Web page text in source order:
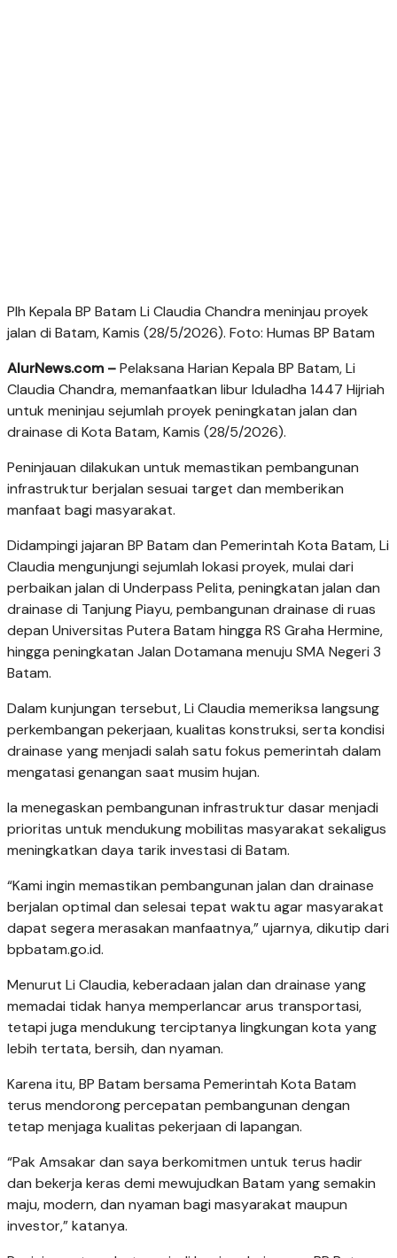
Plh Kepala BP Batam Li Claudia Chandra meninjau proyek
jalan di Batam, Kamis (28/5/2026). Foto: Humas BP Batam
AlurNews.com –Pelaksana Harian Kepala BP Batam, Li
Claudia Chandra, memanfaatkan libur Iduladha 1447 Hijriah
untuk meninjau sejumlah proyek peningkatan jalan dan
drainase di Kota Batam, Kamis (28/5/2026).
Peninjauan dilakukan untuk memastikan pembangunan
infrastruktur berjalan sesuai target dan memberikan
manfaat bagi masyarakat.
Didampingi jajaran BP Batam dan Pemerintah Kota Batam, Li
Claudia mengunjungi sejumlah lokasi proyek, mulai dari
perbaikan jalan di Underpass Pelita, peningkatan jalan dan
drainase di Tanjung Piayu, pembangunan drainase di ruas
depan Universitas Putera Batam hingga RS Graha Hermine,
hingga peningkatan Jalan Dotamana menuju SMA Negeri 3
Batam.
Dalam kunjungan tersebut, Li Claudia memeriksa langsung
perkembangan pekerjaan, kualitas konstruksi, serta kondisi
drainase yang menjadi salah satu fokus pemerintah dalam
mengatasi genangan saat musim hujan.
Ia menegaskan pembangunan infrastruktur dasar menjadi
prioritas untuk mendukung mobilitas masyarakat sekaligus
meningkatkan daya tarik investasi di Batam.
“Kami ingin memastikan pembangunan jalan dan drainase
berjalan optimal dan selesai tepat waktu agar masyarakat
dapat segera merasakan manfaatnya,” ujarnya, dikutip dari
bpbatam.go.id.
Menurut Li Claudia, keberadaan jalan dan drainase yang
memadai tidak hanya memperlancar arus transportasi,
tetapi juga mendukung terciptanya lingkungan kota yang
lebih tertata, bersih, dan nyaman.
Karena itu, BP Batam bersama Pemerintah Kota Batam
terus mendorong percepatan pembangunan dengan
tetap menjaga kualitas pekerjaan di lapangan.
“Pak Amsakar dan saya berkomitmen untuk terus hadir
dan bekerja keras demi mewujudkan Batam yang semakin
maju, modern, dan nyaman bagi masyarakat maupun
investor,” katanya.